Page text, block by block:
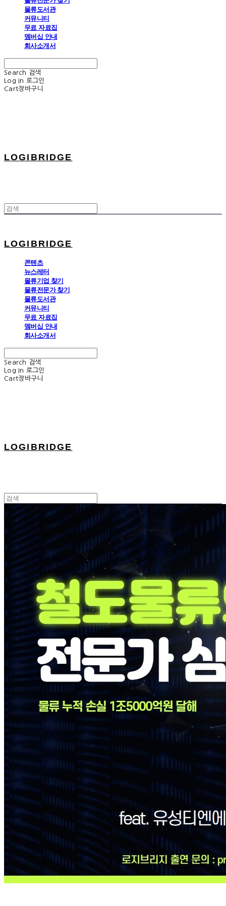
물류도서관
커뮤니티
무료 자료집
멤버십 안내
회사소개서
Search
검색
Log In 로그인
Cart장바구니
LOGIBRIDGE
LOGIBRIDGE
콘텐츠
뉴스레터
물류기업 찾기
물류전문가 찾기
물류도서관
커뮤니티
무료 자료집
멤버십 안내
회사소개서
Search
검색
Log In 로그인
Cart장바구니
LOGIBRIDGE